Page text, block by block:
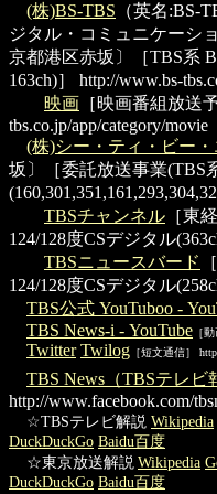
(株)BS-TBS （英名:BS-
ジタル・コミュニケーシ
京都港区赤坂〕［TBS系
163ch)］
http://www.bs-
映画 ［映画番組放送
tbs.co.jp/app/category/movie
(株)シー・ティ・ビー・
坂〕［委託放送事業(TBS
TBSチャンネル ［東
124/128度CSデジタル
TBSニュースバード
124/128度CSデジタル
TBS公式 YouTuboo -
TBS News-i - YouTube ［
Twitter Twilog ［短文通信］
TBS News（TBSテレビ
http://www.facebook.com/
☆TBSテレビ解説 Wikipedia
DuckDuckGo Baidu百度
☆東京放送解説 Wikipedia
DuckDuckGo Baidu百度